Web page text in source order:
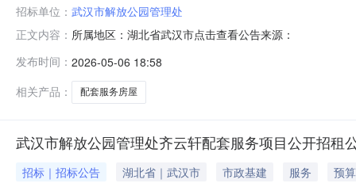
招标单位： 武汉市解放公园管理处
正文内容： 所属地区：湖北省武汉市点击查看公告来源：
发布时间： 2026-05-06 18:58
相关产品：
配套服务房屋
武汉市解放公园管理处齐云轩配套服务项目公开招租
招标｜招标公告 湖北省｜武汉市 市政基建 服务
预